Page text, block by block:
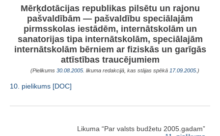
Mērķdotācijas republikas pilsētu un rajonu
pašvaldībām — pašvaldību speciālajām
pirmsskolas iestādēm, internātskolām un
sanatorijas tipa internātskolām, speciālajām
internātskolām bērniem ar fiziskās un garīgās
attīstības traucējumiem
(Pielikums 30.08.2005 . likuma redakcijā, kas stājas spēkā 17.09.2005. )
10. pielikums [DOC]
Likuma “Par valsts budžetu 2005.gadam”